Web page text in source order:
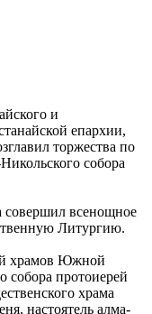
и
епархии,
торжества по
собора
совершил всенощное
Литургию.
храмов Южной
собора протоиерей
храма
настоятель алма-